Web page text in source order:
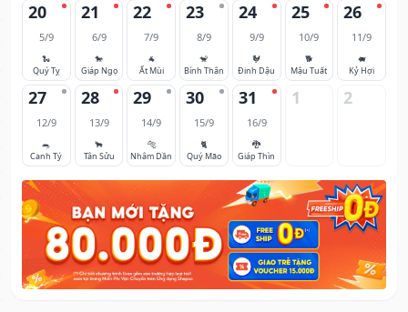
20
5/9
🐍
Quý Tỵ
21
6/9
🐎
Giáp Ngọ
22
7/9
🐐
Ất Mùi
23
8/9
🐒
Bính Thân
24
9/9
🐓
Đinh Dậu
25
10/9
🐕
Mậu Tuất
26
11/9
🐖
Kỷ Hợi
27
12/9
🐀
Canh Tý
28
13/9
🐂
Tân Sửu
29
14/9
🐅
Nhâm Dần
30
15/9
🐈
Quý Mão
31
16/9
🐉
Giáp Thìn
1 2